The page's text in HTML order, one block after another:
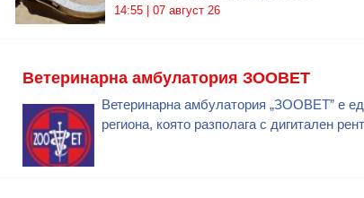
14:55 | 07 август 26
Ветеринарна амбулатория ЗООВЕТ
Ветеринарна амбулатория „ЗООВЕТ” е
региона, която разполага с дигитален